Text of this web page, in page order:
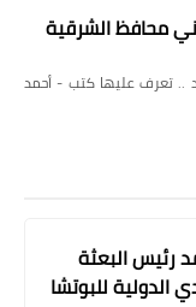
محافظ الشرقية
.. تعرف عليها كتب - أحمد
رئيس البعثة
الدولية للبوتشا